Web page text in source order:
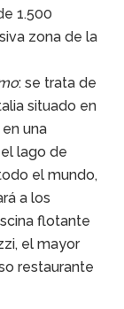
1.500
zona de la
: se trata de
situado en
una
lago de
el mundo,
a los
flotante
el mayor
restaurante